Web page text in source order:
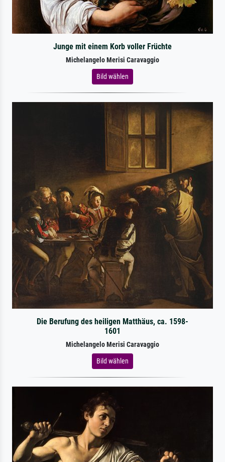
Junge mit einem Korb voller Früchte
Michelangelo Merisi Caravaggio
Bild wählen
Die Berufung des heiligen Matthäus, ca. 1598-
1601
Michelangelo Merisi Caravaggio
Bild wählen